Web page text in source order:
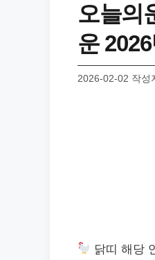
오늘의
운
2026-02-02 작성
닭띠 해당